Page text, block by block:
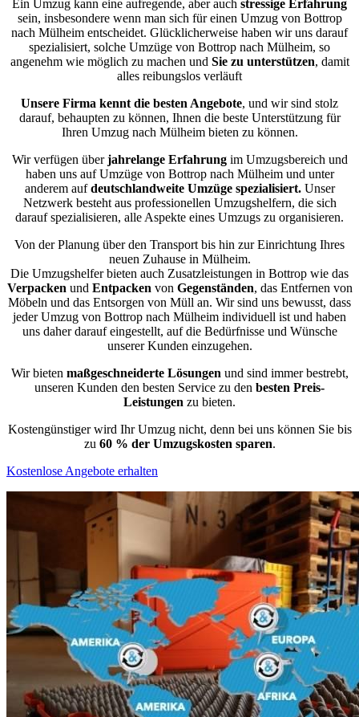
Ein Umzug kann eine aufregende, aber auch stressige Erfahrung
sein, insbesondere wenn man sich für einen Umzug von Bottrop
nach Mülheim entscheidet. Glücklicherweise haben wir uns darauf
spezialisiert, solche Umzüge von Bottrop nach Mülheim, so
angenehm wie möglich zu machen und Sie zu unterstützen, damit
alles reibungslos verläuft
Unsere Firma kennt die besten Angebote, und wir sind stolz
darauf, behaupten zu können, Ihnen die beste Unterstützung für
Ihren Umzug nach Mülheim bieten zu können.
Wir verfügen überjahrelange Erfahrungim Umzugsbereich und
haben uns auf Umzüge von Bottrop nach Mülheim und unter
anderem aufdeutschlandweite Umzüge spezialisiert.Unser
Netzwerk besteht aus professionellen Umzugshelfern, die sich
darauf spezialisieren, alle Aspekte eines Umzugs zu organisieren.
Von der Planung über den Transport bis hin zur Einrichtung Ihres
neuen Zuhause in Mülheim.
Die Umzugshelfer bieten auch Zusatzleistungen in Bottrop wie das
Verpacken und Entpacken von Gegenständen, das Entfernen von
Möbeln und das Entsorgen von Müll an. Wir sind uns bewusst, dass
jeder Umzug von Bottrop nach Mülheim individuell ist und haben
uns daher darauf eingestellt, auf die Bedürfnisse und Wünsche
unserer Kunden einzugehen.
Wir bieten maßgeschneiderte Lösungen und sind immer bestrebt,
unseren Kunden den besten Service zu den besten Preis-
Leistungen zu bieten.
Kostengünstiger wird Ihr Umzug nicht, denn bei uns können Sie bis
zu 60 % der Umzugskosten sparen.
Kostenlose Angebote erhalten